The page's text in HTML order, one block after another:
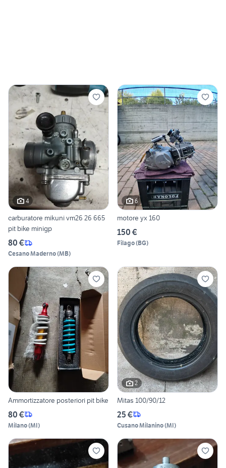
4
carburatore mikuni vm26 26 665
pit bike minigp
80 €
Cesano Maderno(MB)
6
motore yx 160
150 €
Filago(BG)
Ammortizzatore posteriori pit bike
80 €
Milano(MI)
2
Mitas 100/90/12
25 €
Cusano Milanino(MI)